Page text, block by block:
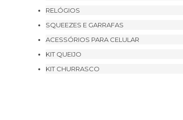
RELÓGIOS
SQUEEZES E GARRAFAS
ACESSÓRIOS PARA CELULAR
KIT QUEIJO
KIT CHURRASCO